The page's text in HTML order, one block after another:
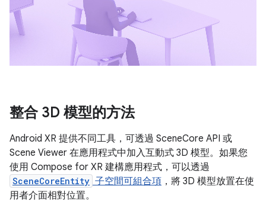
整合 3D 模型的方法
Android XR 提供不同工具，可透過 SceneCore API 或
Scene Viewer 在應用程式中加入互動式 3D 模型。如果您
使用 Compose for XR 建構應用程式，可以透過
SceneCoreEntity 子空間可組合項 ，將 3D 模型放置在使
用者介面相對位置。